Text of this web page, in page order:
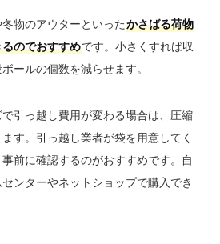
物のアウターといったかさばる荷物
のでおすすめです。小さくすれば収
ールの個数を減らせます。
引っ越し費用が変わる場合は、圧縮
す。引っ越し業者が袋を用意してく
前に確認するのがおすすめです。自
ンターやネットショップで購入でき